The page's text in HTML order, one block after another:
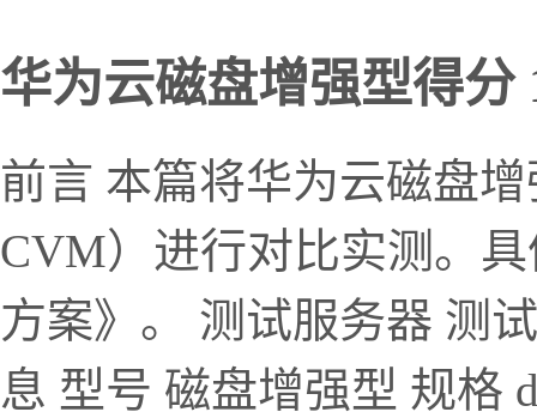
华为云磁盘增强型得分
前言 本篇将华为云磁盘
CVM）进行对比实测。
方案》。 测试服务器 测
息 型号 磁盘增强型 规格